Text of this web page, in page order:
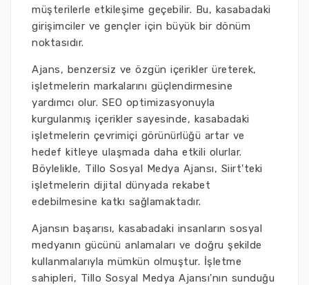
müşterilerle etkileşime geçebilir. Bu, kasabadaki
girişimciler ve gençler için büyük bir dönüm
noktasıdır.
Ajans, benzersiz ve özgün içerikler üreterek,
işletmelerin markalarını güçlendirmesine
yardımcı olur. SEO optimizasyonuyla
kurgulanmış içerikler sayesinde, kasabadaki
işletmelerin çevrimiçi görünürlüğü artar ve
hedef kitleye ulaşmada daha etkili olurlar.
Böylelikle, Tillo Sosyal Medya Ajansı, Siirt'teki
işletmelerin dijital dünyada rekabet
edebilmesine katkı sağlamaktadır.
Ajansın başarısı, kasabadaki insanların sosyal
medyanın gücünü anlamaları ve doğru şekilde
kullanmalarıyla mümkün olmuştur. İşletme
sahipleri, Tillo Sosyal Medya Ajansı'nın sunduğu